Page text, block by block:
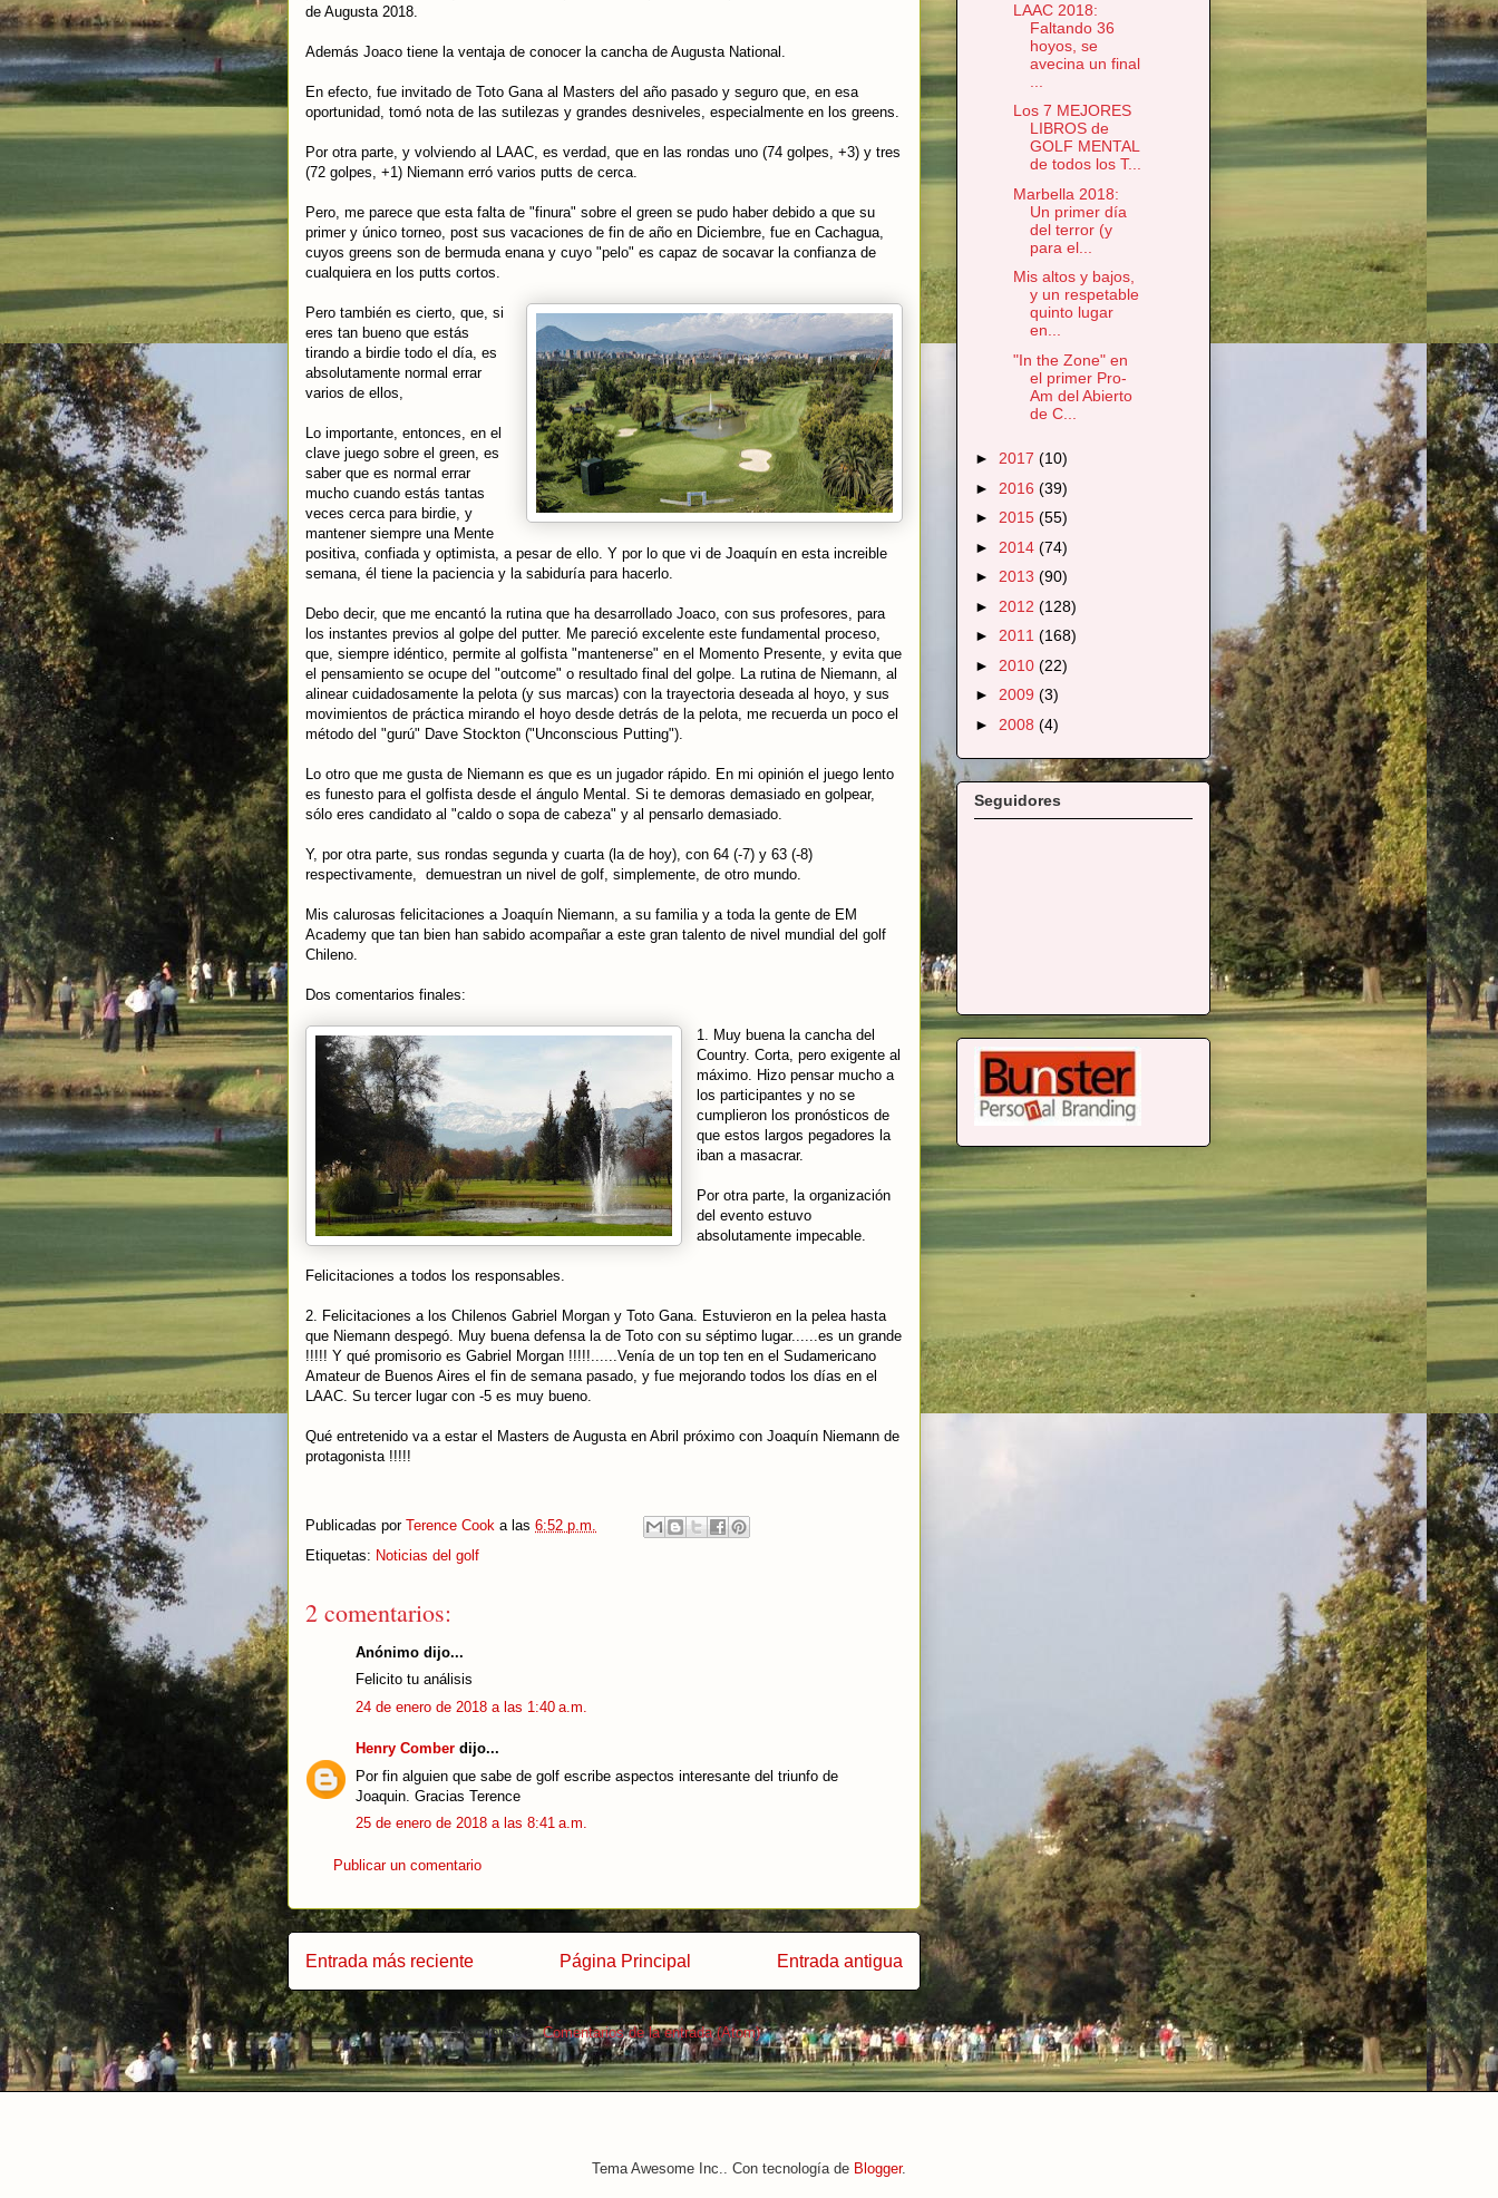
de Augusta 2018.
Además Joaco tiene la ventaja de conocer la cancha de Augusta National.
En efecto, fue invitado de Toto Gana al Masters del año pasado y seguro que, en esa
oportunidad, tomó nota de las sutilezas y grandes desniveles, especialmente en los greens.
Por otra parte, y volviendo al LAAC, es verdad, que en las rondas uno (74 golpes, +3) y tres
(72 golpes, +1) Niemann erró varios putts de cerca.
Pero, me parece que esta falta de "finura" sobre el green se pudo haber debido a que su
primer y único torneo, post sus vacaciones de fin de año en Diciembre, fue en Cachagua,
cuyos greens son de bermuda enana y cuyo "pelo" es capaz de socavar la confianza de
cualquiera en los putts cortos.
Pero también es cierto, que, si
eres tan bueno que estás
tirando a birdie todo el día, es
absolutamente normal errar
varios de ellos,
Lo importante, entonces, en el
clave juego sobre el green, es
saber que es normal errar
mucho cuando estás tantas
veces cerca para birdie, y
mantener siempre una Mente
positiva, confiada y optimista, a pesar de ello. Y por lo que vi de Joaquín en esta increible
semana, él tiene la paciencia y la sabiduría para hacerlo.
Debo decir, que me encantó la rutina que ha desarrollado Joaco, con sus profesores, para
los instantes previos al golpe del putter. Me pareció excelente este fundamental proceso,
que, siempre idéntico, permite al golfista "mantenerse" en el Momento Presente, y evita que
el pensamiento se ocupe del "outcome" o resultado final del golpe. La rutina de Niemann, al
alinear cuidadosamente la pelota (y sus marcas) con la trayectoria deseada al hoyo, y sus
movimientos de práctica mirando el hoyo desde detrás de la pelota, me recuerda un poco el
método del "gurú" Dave Stockton ("Unconscious Putting").
Lo otro que me gusta de Niemann es que es un jugador rápido. En mi opinión el juego lento
es funesto para el golfista desde el ángulo Mental. Si te demoras demasiado en golpear,
sólo eres candidato al "caldo o sopa de cabeza" y al pensarlo demasiado.
Y, por otra parte, sus rondas segunda y cuarta (la de hoy), con 64 (-7) y 63 (-8)
respectivamente, demuestran un nivel de golf, simplemente, de otro mundo.
Mis calurosas felicitaciones a Joaquín Niemann, a su familia y a toda la gente de EM
Academy que tan bien han sabido acompañar a este gran talento de nivel mundial del golf
Chileno.
Dos comentarios finales:
1. Muy buena la cancha del
Country. Corta, pero exigente al
máximo. Hizo pensar mucho a
los participantes y no se
cumplieron los pronósticos de
que estos largos pegadores la
iban a masacrar.
Por otra parte, la organización
del evento estuvo
absolutamente impecable.
Felicitaciones a todos los responsables.
2. Felicitaciones a los Chilenos Gabriel Morgan y Toto Gana. Estuvieron en la pelea hasta
que Niemann despegó. Muy buena defensa la de Toto con su séptimo lugar......es un grande
!!!!! Y qué promisorio es Gabriel Morgan !!!!!......Venía de un top ten en el Sudamericano
Amateur de Buenos Aires el fin de semana pasado, y fue mejorando todos los días en el
LAAC. Su tercer lugar con -5 es muy bueno.
Qué entretenido va a estar el Masters de Augusta en Abril próximo con Joaquín Niemann de
protagonista !!!!!
Publicadas por Terence Cook a las 6:52 p.m.
Etiquetas: Noticias del golf
2 comentarios:
Anónimo dijo...
Felicito tu análisis
24 de enero de 2018 a las 1:40 a.m.
Henry Comber dijo...
Por fin alguien que sabe de golf escribe aspectos interesante del triunfo de
Joaquin. Gracias Terence
25 de enero de 2018 a las 8:41 a.m.
Publicar un comentario
Entrada más reciente Entrada antigua
Página Principal
Suscribirse a:Comentarios de la entrada (Atom)
LAAC 2018:
Faltando 36
hoyos, se
avecina un final
Los 7 MEJORES
LIBROS de
GOLF MENTAL
de todos los T...
Marbella 2018:
Un primer día
del terror (y
para el...
Mis altos y bajos,
y un respetable
quinto lugar
en...
"In the Zone" en
el primer Pro-
Am del Abierto
de C...
► 2017 (10)
► 2016 (39)
► 2015 (55)
► 2014 (74)
► 2013 (90)
► 2012 (128)
► 2011 (168)
► 2010 (22)
► 2009 (3)
► 2008 (4)
Seguidores
Tema Awesome Inc.. Con tecnología de Blogger.